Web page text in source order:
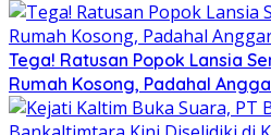
Tega! Ratusan Popok Lansia
Rumah Kosong, Padahal